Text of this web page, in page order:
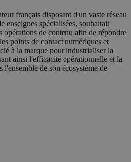
français disposant d'un vaste réseau
enseignes spécialisées, souhaitait
opérations de contenu afin de répondre
points de contact numériques et
à la marque pour industrialiser la
ainsi l'efficacité opérationnelle et la
l'ensemble de son écosystème de